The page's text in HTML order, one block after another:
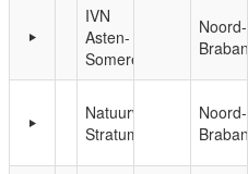
IVN
Asten-
Someren
Noord-
Brabant
Natuurwerkgroep
Stratum
Noord-
Brabant